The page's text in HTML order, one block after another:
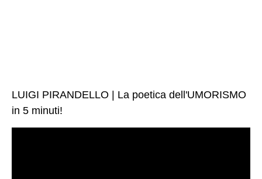
LUIGI PIRANDELLO | La poetica dell'UMORISMO
in 5 minuti!